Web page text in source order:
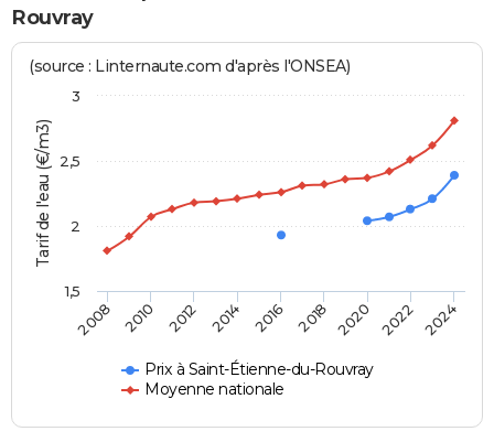
Rouvray
Tarif de l'eau (€/m3)
(source : Linternaute.com d'après l'ONSEA)
Prix à Saint-Étienne-du-Rouvray
Moyenne nationale
2008 2010 2012 2014 2016 2018 2020 2022 2024
1,5
2
2,5
3